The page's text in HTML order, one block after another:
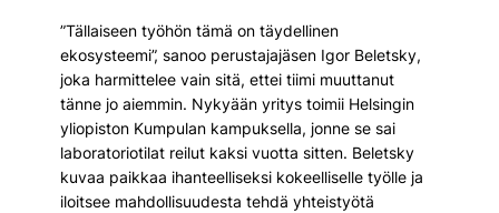
”Tällaiseen työhön tämä on täydellinen
ekosysteemi”, sanoo perustajajäsen Igor Beletsky,
joka harmittelee vain sitä, ettei tiimi muuttanut
tänne jo aiemmin. Nykyään yritys toimii Helsingin
yliopiston Kumpulan kampuksella, jonne se sai
laboratoriotilat reilut kaksi vuotta sitten. Beletsky
kuvaa paikkaa ihanteelliseksi kokeelliselle työlle ja
iloitsee mahdollisuudesta tehdä yhteistyötä